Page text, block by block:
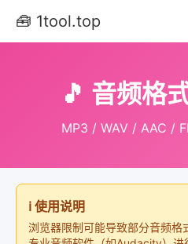
🧰 1tool.top
🎵 音频格
MP3 / WAV / AAC /
ℹ️ 使用说明
浏览器限制可能导致部分音频格